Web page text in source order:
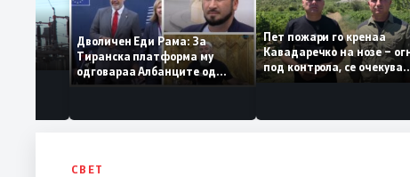
во
Дволичен Еди Рама: За
Тиранска платформа му
одговараа Албанците од
Македонија, сега кога му гори
Пет пожари го кренаа
Кавадаречко на нозе
под контрола, се
целосно гаснење
СВЕТ